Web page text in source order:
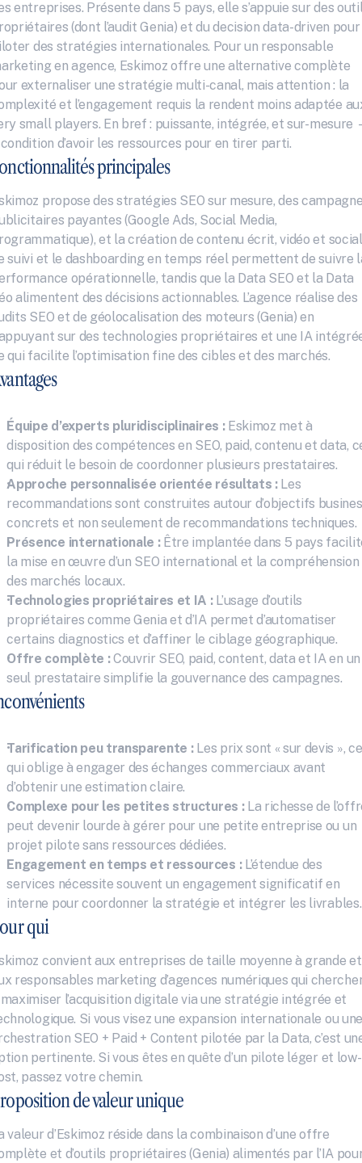
entreprises. Présente dans 5 pays, elle s’appuie sur des
(dont l’audit Genia) et du decision data-driven pour
des stratégies internationales. Pour un responsable
en agence, Eskimoz offre une alternative complète
externaliser une stratégie multi-canal, mais attention : la
et l’engagement requis la rendent moins adaptée
small players. En bref : puissante, intégrée, et sur-mesure
d’avoir les ressources pour en tirer parti.
principales
propose des stratégies SEO sur mesure, des
payantes (Google Ads, Social Media,
et la création de contenu écrit, vidéo et
suivi et le dashboarding en temps réel permettent de suivre
opérationnelle, tandis que la Data SEO et la Data
alimentent des décisions actionnables. L’agence réalise des
SEO et de géolocalisation des moteurs (Genia) en
sur des technologies propriétaires et une IA
qui facilite l’optimisation fine des cibles et des marchés.
Équipe d’experts pluridisciplinaires : Eskimoz met à
disposition des compétences en SEO, paid, contenu et data,
qui réduit le besoin de coordonner plusieurs prestataires.
Approche personnalisée orientée résultats : Les
recommandations sont construites autour d’objectifs
concrets et non seulement de recommandations techniques.
Présence internationale : Être implantée dans 5 pays
la mise en œuvre d’un SEO international et la compréhension
des marchés locaux.
Technologies propriétaires et IA : L’usage d’outils
propriétaires comme Genia et d’IA permet d’automatiser
certains diagnostics et d’affiner le ciblage géographique.
Offre complète : Couvrir SEO, paid, content, data et IA en un
seul prestataire simplifie la gouvernance des campagnes.
Tarification peu transparente : Les prix sont « sur devis », ce
qui oblige à engager des échanges commerciaux avant
d’obtenir une estimation claire.
Complexe pour les petites structures : La richesse de
peut devenir lourde à gérer pour une petite entreprise ou un
projet pilote sans ressources dédiées.
Engagement en temps et ressources : L’étendue des
services nécessite souvent un engagement significatif en
interne pour coordonner la stratégie et intégrer les livrables.
qui
convient aux entreprises de taille moyenne à grande et
responsables marketing d’agences numériques qui
l’acquisition digitale via une stratégie intégrée et
Si vous visez une expansion internationale ou une
SEO + Paid + Content pilotée par la Data, c’est
pertinente. Si vous êtes en quête d’un pilote léger et low-
passez votre chemin.
de valeur unique
valeur d’Eskimoz réside dans la combinaison d’une offre
et d’outils propriétaires (Genia) alimentés par l’IA